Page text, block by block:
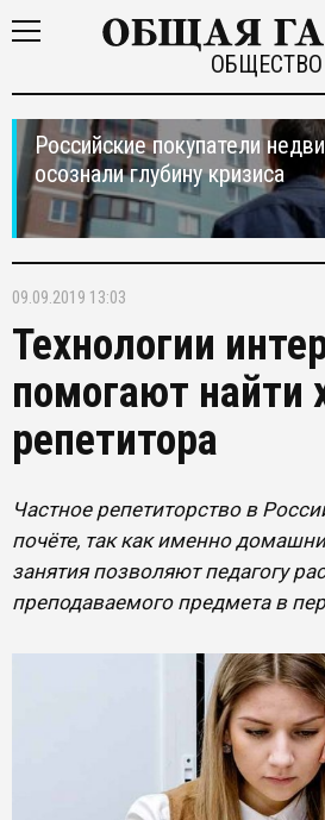
ОБЩЕСТВО
Российские покупатели
осознали глубину кризиса
09.09.2019 13:03
Технологии
помогают найти
репетитора
Частное репетиторство в
почёте, так как именно
занятия позволяют педагогу
преподаваемого предмета в